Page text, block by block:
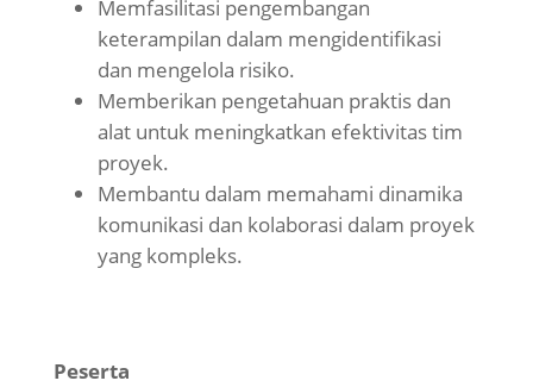
Memfasilitasi pengembangan
keterampilan dalam mengidentifikasi
dan mengelola risiko.
Memberikan pengetahuan praktis dan
alat untuk meningkatkan efektivitas tim
proyek.
Membantu dalam memahami dinamika
komunikasi dan kolaborasi dalam proyek
yang kompleks.
Peserta